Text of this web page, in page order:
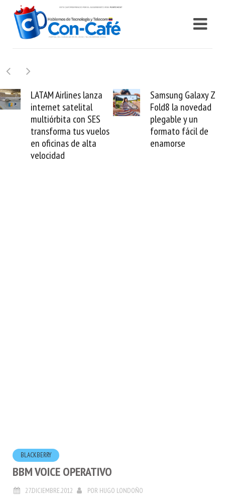
LATAM Airlines lanza
internet satelital
multiórbita con SES
transforma tus vuelos
en oficinas de alta
velocidad
Samsung Galaxy Z
Fold8 la novedad
plegable y un
formato fácil de
enamorse
BLACKBERRY
BBM VOICE OPERATIVO
27.DICIEMBRE.2012 POR HUGO LONDOÑO